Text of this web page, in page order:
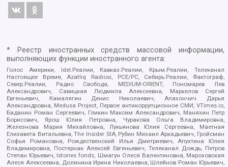
* Реестр иностранных средств массовой информации,
выполняющих функции иностранного агента:
Голос Америки, Idel.Реалии, Кавказ.Реалии, Крым.Реалии, Телеканал
Настоящее Время, Azatliq Radiosi, PCE/PC, Сибирь.Реалии, Фактограф,
Север.Реалии, Радио Свобода, MEDIUM-ORIENT, Пономарев Лев
Александрович, Савицкая Людмила Алексеевна, Маркелов Сергей
Евгеньевич, Камалягин Денис Николаевич, Апахончич Дарья
Александровна, Medusa Project, Первое антикоррупционное СМИ, VTimes.io,
Баданин Роман Сергеевич, Гликин Максим Александрович, Маняхин Петр
Борисович, Ярош Юлия Петровна, Чуракова Ольга Владимировна,
Железнова Мария Михайловна, Лукьянова Юлия Сергеевна, Маетная
Елизавета Витальевна, The Insider SIA, Рубин Михаил Аркадьевич, Гройсман
Софья Романовна, Рождественский Илья Дмитриевич, Апухтина Юлия
Владимировна, Постернак Алексей Евгеньевич, Телеканал Дождь, Петров
Степан Юрьевич, Istories fonds, Шмагун Олеся Валентиновна, Мароховская
Алеся Алексеевна, Долинина Ирина Николаевна, Шлейнов Роман Юрьевич,